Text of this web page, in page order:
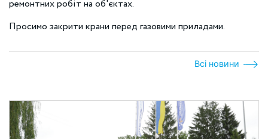
ремонтних робіт на об'єктах.
Просимо закрити крани перед газовими приладами.
Всі новини